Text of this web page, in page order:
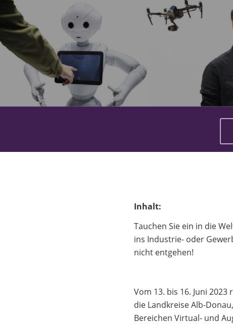
Inhalt:
Tauchen Sie ein in die
ins Industrie- oder
nicht entgehen!
Vom 13. bis 16. Juni
die Landkreise Alb-
Bereichen Virtual- und